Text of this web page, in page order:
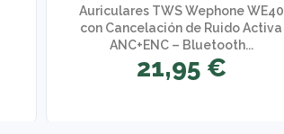
Auriculares TWS Wephone WE40
con Cancelación de Ruido Activa
ANC+ENC – Bluetooth...
21,95 €